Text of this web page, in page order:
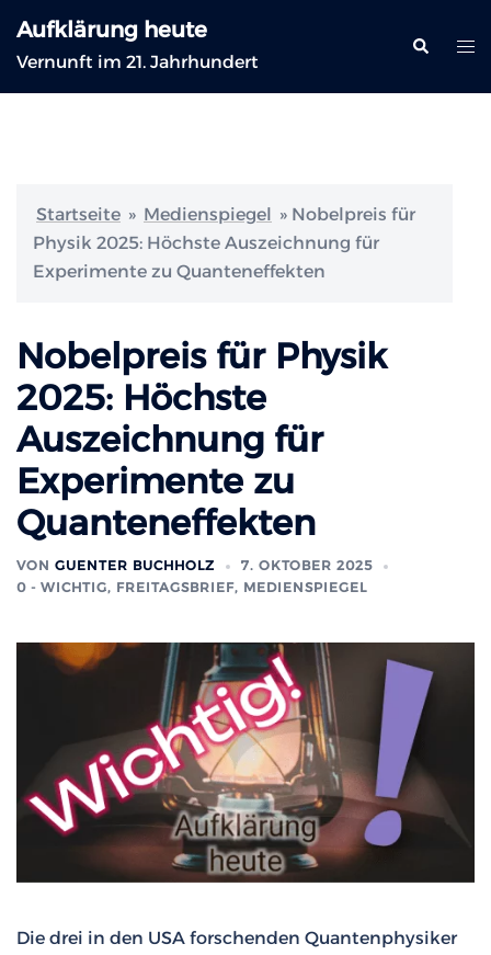
Inhalt
springen
Aufklärung heute
Vernunft im 21. Jahrhundert
Suche
Startseite » Medienspiegel » Nobelpreis für
Physik 2025: Höchste Auszeichnung für
Experimente zu Quanteneffekten
Nobelpreis für Physik
2025: Höchste
Auszeichnung für
Experimente zu
Quanteneffekten
VON GUENTER BUCHHOLZ
7. OKTOBER 2025
0 - WICHTIG, FREITAGSBRIEF, MEDIENSPIEGEL
Die drei in den USA forschenden Quantenphysiker